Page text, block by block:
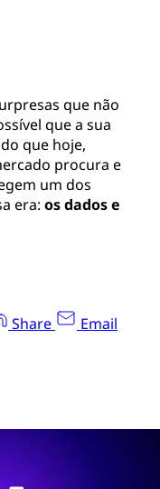
que não
que a sua
que hoje,
procura e
um dos
era: os dados e
Share Email